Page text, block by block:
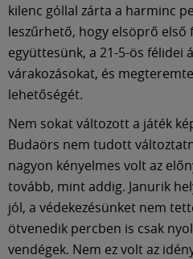
kilenc góllal zárta a harminc
leszűrhető, hogy elsöprő
együttesünk, a 21-5-ös félidei
várakozásokat, és
lehetőségét.
Nem sokat változott a játék
Budaörs nem tudott
nagyon kényelmes volt az
tovább, mint addig. Janurik
jól, a védekezésünket nem
ötvenedik percben is csak
vendégek. Nem ez volt az